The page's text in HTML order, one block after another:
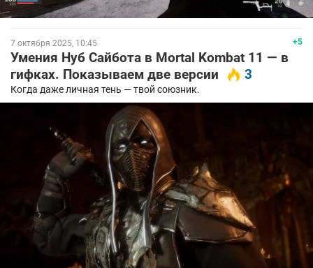
+5
7 октября 2025, 10:45
Умения Нуб Сайбота в Mortal Kombat 11 — в
гифках. Показываем две версии
3
Когда даже личная тень — твой союзник.